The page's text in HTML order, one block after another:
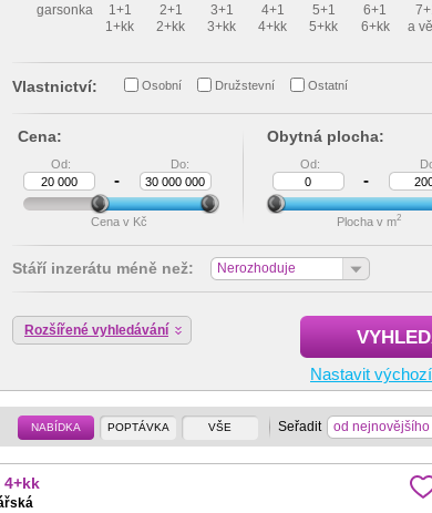
garsonka
1+1
1+kk
2+1
2+kk
3+1
3+kk
4+1
4+kk
5+1
5+kk
6+1
6+kk
a
Vlastnictví: Osobní Družstevní Ostatní
Cena:
-
Cena v Kč
Od: Do:
Obytná plocha:
-
Plocha v m2
Od:
Stáří inzerátu méně než: Nerozhoduje
Rozšířené vyhledávání
Nastavit
NABÍDKA POPTÁVKA VŠE Seřadit od nejnovějšího
4+kk